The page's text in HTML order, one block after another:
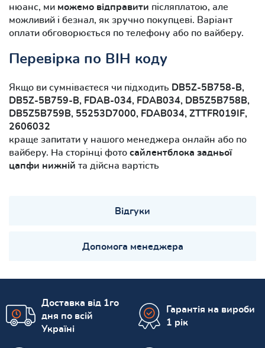
нюанс, ми можемо відправити післяплатою, але
можливий і безнал, як зручно покупцеві. Варіант
оплати обговорюється по телефону або по вайберу.
Перевірка по ВІН коду
Якщо ви сумніваєтеся чи підходить DB5Z-5B758-B,
DB5Z-5B759-B, FDAB-034, FDAB034, DB5Z5B758B,
DB5Z5B759B, 55253D7000, FDAB034, ZTTFR019IF,
2606032
краще запитати у нашого менеджера онлайн або по
вайберу. На сторінці фото сайлентблока задньої
цапфи нижній та дійсна вартість
Відгуки
Допомога менеджера
Доставка від 1го
дня по всій
Україні
Гарантія на вироби
1 рік